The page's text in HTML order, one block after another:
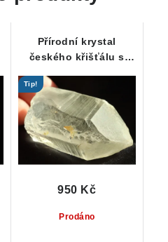
Přírodní krystal
českého křišťálu s
čistotou
Tip!
Prodáno
950 Kč